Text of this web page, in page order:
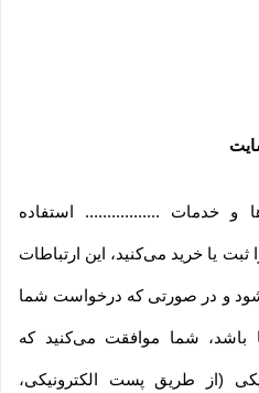
و خدمات ................. استفاده
یا خرید می‏‌کنید، این ارتباطات
و در صورتی که درخواست شما
باشد، شما موافقت می‌‏کنید که
(از طریق پست الکترونیکی،